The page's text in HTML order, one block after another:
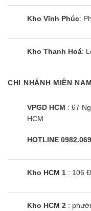
Kho Vĩnh Phúc:
Kho Thanh Hoá:
CHI NHÁNH MIỀN NAM
VPGD HCM : 67
HCM
HOTLINE
Kho HCM 1 : 106
Kho HCM 2 :